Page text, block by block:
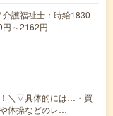
護福祉士：時給1830
円～2162円
！＼▽具体的には…・買
体操などのレ…